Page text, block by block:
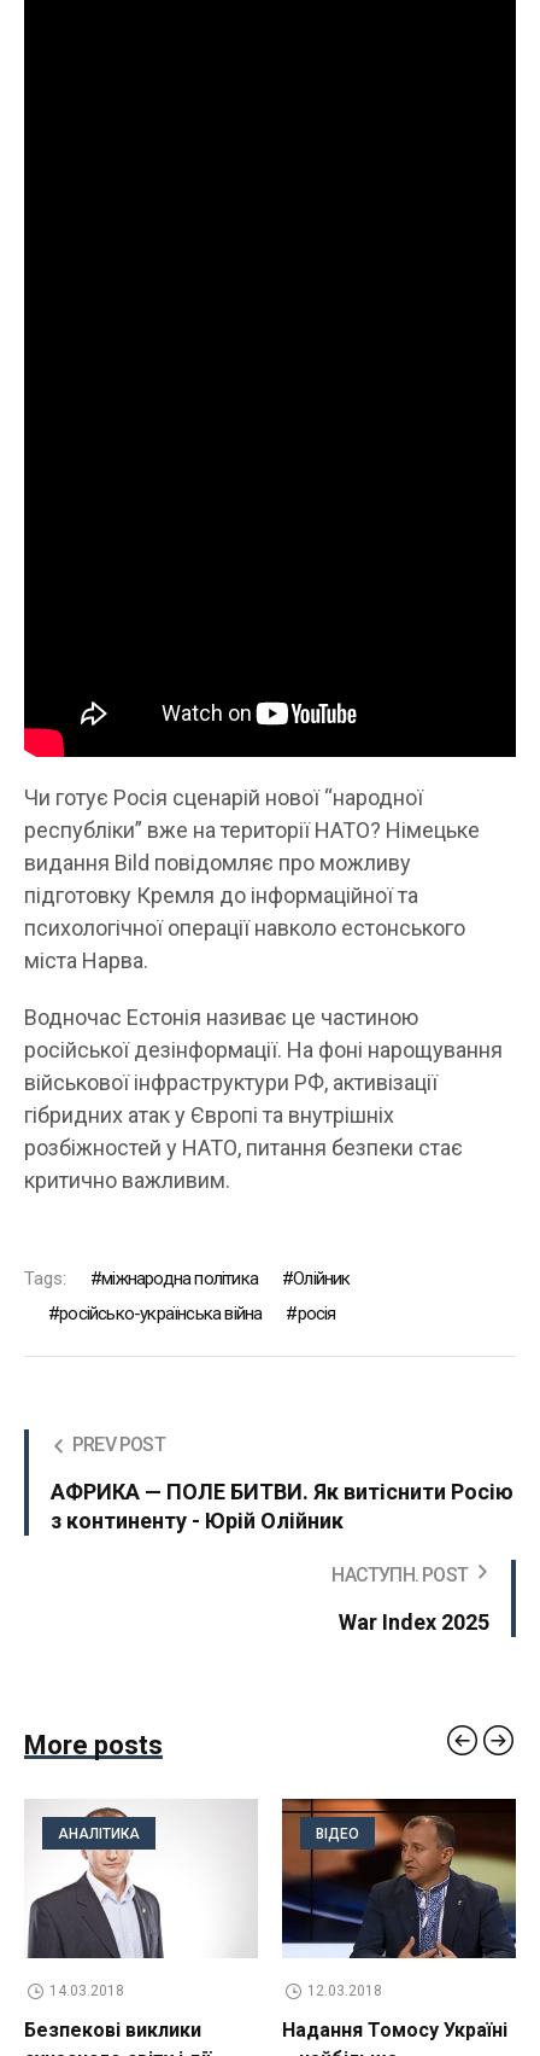
Чи готує Росія сценарій нової “народної
республіки” вже на території НАТО? Німецьке
видання Bild повідомляє про можливу
підготовку Кремля до інформаційної та
психологічної операції навколо естонського
міста Нарва.
Водночас Естонія називає це частиною
російської дезінформації. На фоні нарощування
військової інфраструктури РФ, активізації
гібридних атак у Європі та внутрішніх
розбіжностей у НАТО, питання безпеки стає
критично важливим.
Tags: міжнародна політика
Олійник
російсько-українська війна
росія
PREV POST
АФРИКА — ПОЛЕ БИТВИ. Як витіснити Росію
з континенту - Юрій Олійник
НАСТУПН. POST
War Index 2025
More posts
АНАЛІТИКА
14.03.2018
Безпекові виклики
ВІДЕО
12.03.2018
Надання Томосу Україні